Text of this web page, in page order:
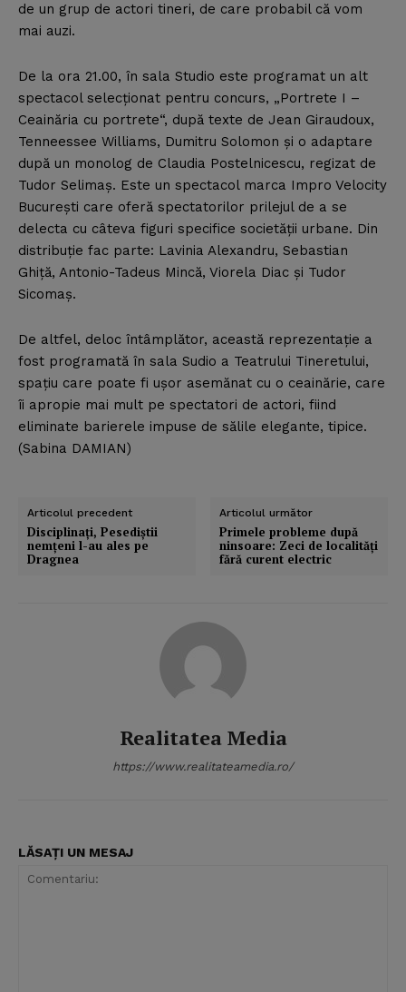
de un grup de actori tineri, de care probabil că vom
mai auzi.
De la ora 21.00, în sala Studio este programat un alt
spectacol selecţionat pentru concurs, „Portrete I –
Ceainăria cu portrete“, după texte de Jean Giraudoux,
Tenneessee Williams, Dumitru Solomon şi o adaptare
după un monolog de Claudia Postelnicescu, regizat de
Tudor Selimaş. Este un spectacol marca Impro Velocity
Bucureşti care oferă spectatorilor prilejul de a se
delecta cu câteva figuri specifice societăţii urbane. Din
distribuţie fac parte: Lavinia Alexandru, Sebastian
Ghiţă, Antonio-Tadeus Mincă, Viorela Diac şi Tudor
Sicomaş.
De altfel, deloc întâmplător, această reprezentaţie a
fost programată în sala Sudio a Teatrului Tineretului,
spaţiu care poate fi uşor asemănat cu o ceainărie, care
îi apropie mai mult pe spectatori de actori, fiind
eliminate barierele impuse de sălile elegante, tipice.
(Sabina DAMIAN)
Articolul precedent
Disciplinaţi, Pesediştii
nemţeni l-au ales pe
Dragnea
Articolul următor
Primele probleme după
ninsoare: Zeci de localităţi
fără curent electric
Realitatea Media
https://www.realitateamedia.ro/
LĂSAȚI UN MESAJ